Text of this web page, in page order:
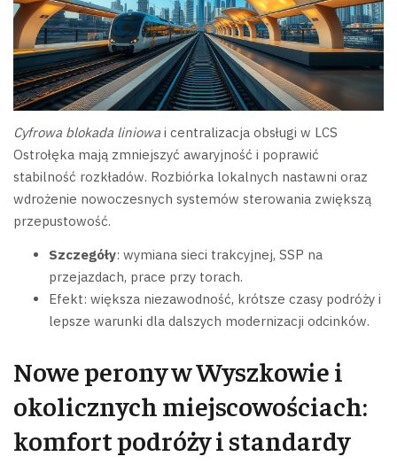
Cyfrowa blokada liniowa i centralizacja obsługi w LCS
Ostrołęka mają zmniejszyć awaryjność i poprawić
stabilność rozkładów. Rozbiórka lokalnych nastawni oraz
wdrożenie nowoczesnych systemów sterowania zwiększą
przepustowość.
Szczegóły: wymiana sieci trakcyjnej, SSP na
przejazdach, prace przy torach.
Efekt: większa niezawodność, krótsze czasy podróży i
lepsze warunki dla dalszych modernizacji odcinków.
Nowe perony w Wyszkowie i
okolicznych miejscowościach:
komfort podróży i standardy